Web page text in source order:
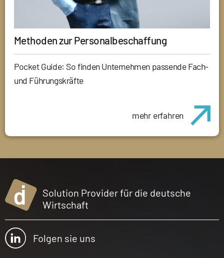
Methoden zur Personalbeschaffung
Pocket Guide: So finden Unternehmen passende Fach-
und Führungskräfte
mehr erfahren
Solution Provider für die deutsche
Wirtschaft
Folgen sie uns